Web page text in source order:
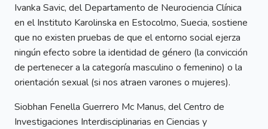
Ivanka Savic, del Departamento de Neurociencia Clínica
en el Instituto Karolinska en Estocolmo, Suecia, sostiene
que no existen pruebas de que el entorno social ejerza
ningún efecto sobre la identidad de género (la convicción
de pertenecer a la categoría masculino o femenino) o la
orientación sexual (si nos atraen varones o mujeres).
Siobhan Fenella Guerrero Mc Manus, del Centro de
Investigaciones Interdisciplinarias en Ciencias y